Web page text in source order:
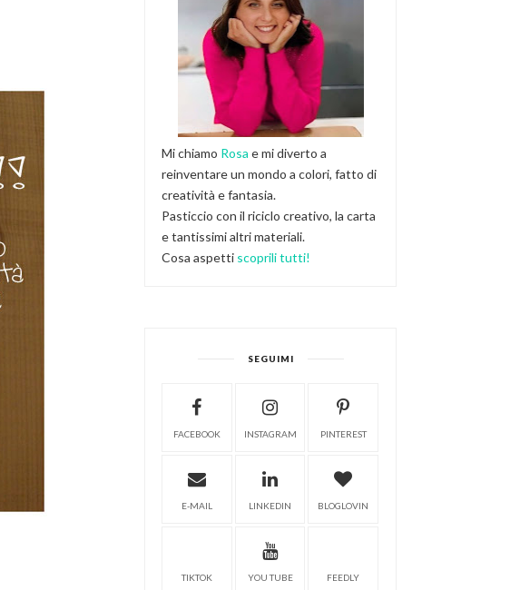
Mi chiamo Rosa e mi diverto a
reinventare un mondo a colori, fatto di
creatività e fantasia.
Pasticcio con il riciclo creativo, la carta
e tantissimi altri materiali.
Cosa aspetti scoprili tutti!
SEGUIMI
FACEBOOK INSTAGRAM PINTEREST
E-MAIL LINKEDIN BLOGLOVIN
TIKTOK YOU TUBE FEEDLY